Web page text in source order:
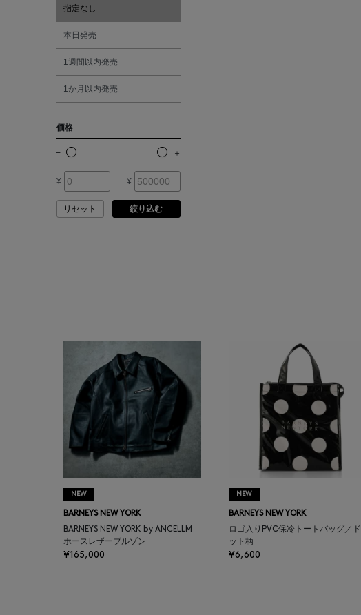
ATELIER AMBOISE
FIRENZE
AURALEE
BALENCIAGA
BARBA
BARNEYS NEW YORK
BASERANGE
BE.ABLE
オレンジ
シルバー
指定なし
本日発売
1週間以内発売
1か月以内発売
価格
¥ ¥
リセット 絞り込む
NEW
BARNEYS NEW YORK
BARNEYS NEW YORK by ANCELLM
ホースレザーブルゾン
¥165,000
NEW
BARNEYS NEW YORK
ロゴ入りPVC保冷トートバッグ／ド
ット柄
¥6,600